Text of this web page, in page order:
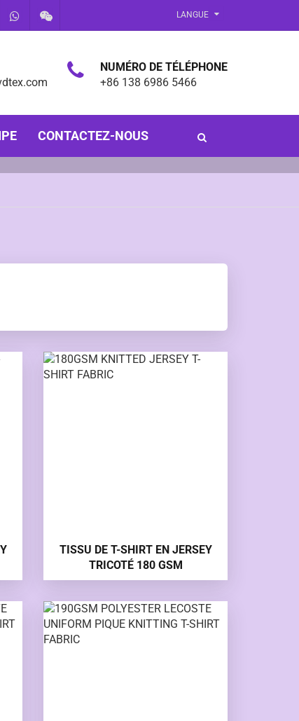
LANGUE
NUMÉRO DE TÉLÉPHONE
+86 138 6986 5466
CONTACTEZ-NOUS
TISSU DE T-SHIRT EN JERSEY
TRICOTÉ 180 GSM